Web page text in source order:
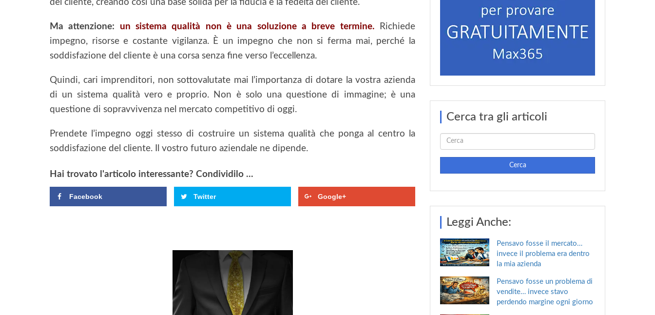
del cliente, creando così una base solida per la fiducia e la fedeltà del cliente.
Ma attenzione: un sistema qualità non è una soluzione a breve termine. Richiede
impegno, risorse e costante vigilanza. È un impegno che non si ferma mai, perché la
soddisfazione del cliente è una corsa senza fine verso l’eccellenza.
Quindi, cari imprenditori, non sottovalutate mai l’importanza di dotare la vostra azienda
di un sistema qualità vero e proprio. Non è solo una questione di immagine; è una
questione di sopravvivenza nel mercato competitivo di oggi.
Prendete l’impegno oggi stesso di costruire un sistema qualità che ponga al centro la
soddisfazione del cliente. Il vostro futuro aziendale ne dipende.
Hai trovato l'articolo interessante? Condividilo ...
Facebook Twitter Google+
Cerca tra gli articoli
Cerca
Leggi Anche:
Pensavo fosse il mercato…
invece il problema era dentro
la mia azienda
Pensavo fosse un problema di
vendite… invece stavo
perdendo margine ogni giorno